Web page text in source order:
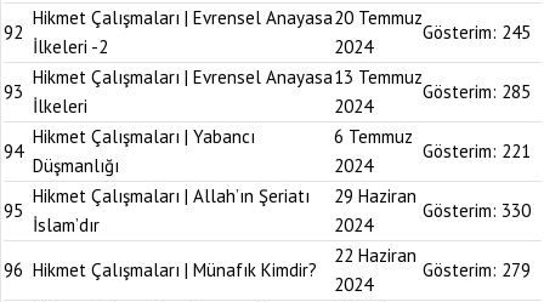
92
Hikmet Çalışmaları | Evrensel Anayasa
İlkeleri -2
20 Temmuz
2024
Gösterim: 245
93
Hikmet Çalışmaları | Evrensel Anayasa
İlkeleri
13 Temmuz
2024
Gösterim: 285
94
Hikmet Çalışmaları | Yabancı
Düşmanlığı
6 Temmuz
2024
Gösterim: 221
95
Hikmet Çalışmaları | Allah’ın Şeriatı
İslam’dır
29 Haziran
2024
Gösterim: 330
96 Hikmet Çalışmaları | Münafık Kimdir?
22 Haziran
2024
Gösterim: 279